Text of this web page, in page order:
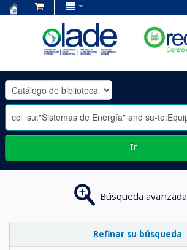
OLADE
-
Ir
Búsqueda avanzada
Refinar su búsqueda